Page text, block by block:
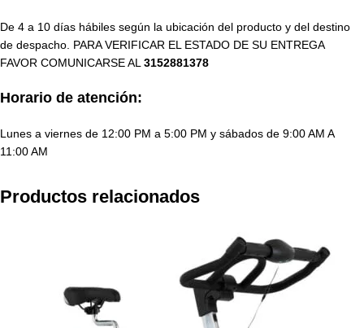
De 4 a 10 días hábiles según la ubicación del producto y del destino
de despacho. PARA VERIFICAR EL ESTADO DE SU ENTREGA
FAVOR COMUNICARSE AL 3152881378
Horario de atención:
Lunes a viernes de 12:00 PM a 5:00 PM y sábados de 9:00 AM A
11:00 AM
Productos relacionados